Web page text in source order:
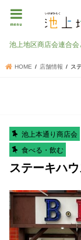
menu
池上地区商店会連合会
HOME 店舗情報 ス
池上本通り商店会
食べる・飲む
ステーキハ